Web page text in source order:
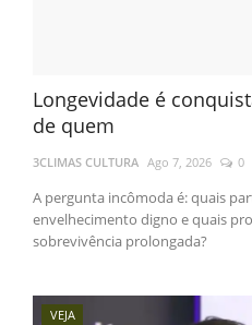
Longevidade é
de quem
3CLIMAS CULTURA Ago 7, 2026 0
A pergunta incômoda é: quais
envelhecimento digno e quais
sobrevivência prolongada?
VEJA